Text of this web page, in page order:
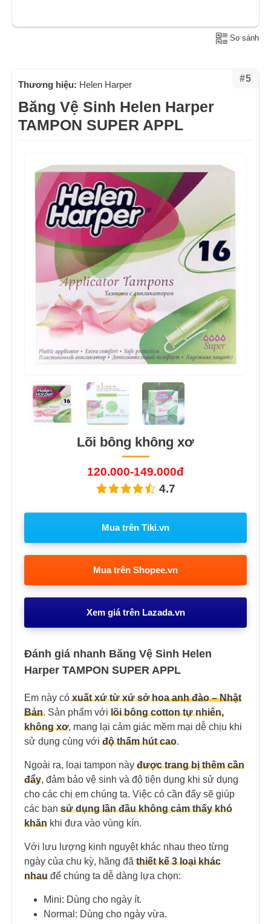
So sánh
#5
Thương hiệu: Helen Harper
Băng Vệ Sinh Helen Harper
TAMPON SUPER APPL
Lõi bông không xơ
120.000-149.000đ
4.7
Mua trên Tiki.vn
Mua trên Shopee.vn
Xem giá trên Lazada.vn
Đánh giá nhanh Băng Vệ Sinh Helen
Harper TAMPON SUPER APPL
Em này có xuất xứ từ xứ sở hoaanh đào – Nhật
Bản. Sản phẩm với lõi bông cotton tự nhiên,
không xơ, mang lại cảm giác mềm mại dễ chịu khi
sử dụng cùng với độ thấm hút cao.
Ngoài ra, loại tampon này được trang bị thêm cần
đẩy, đảm bảo vệ sinh và độ tiện dụng khi sử dụng
cho các chị em chúng ta. Việc có cần đẩy sẽ giúp
các bạn sử dụng lần đầu không cảm thấy khó
khăn khi đưa vào vùng kín.
Với lưu lượng kinh nguyệt khác nhau theo từng
ngày của chu kỳ, hãng đã thiết kế 3 loại khác
nhau để chúng ta dễ dàng lựa chọn:
Mini: Dùng cho ngày ít.
Normal: Dùng cho ngày vừa.